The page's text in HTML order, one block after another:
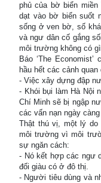
phủ của bờ biển
dạt vào bờ biển suốt
sống ở ven bờ, số
và ngư dân cố gắng
môi trường không có
Báo ‘The
hầu hết các cảnh
- Việc xây dựng đập
- Khói bụi làm Hà Nội
Chí Minh sẽ bị ngập
các vấn nạn ngày càng
Thật thú vị, một lý
môi trường vì môi
sự ngăn cách:
- Nó kết hợp các ngư
đối giàu có ở đô thị.
- Người tiêu dùng và